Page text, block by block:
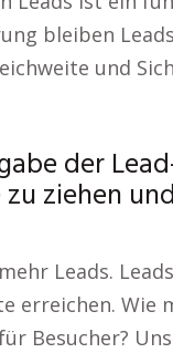
bleiben
und
der
ziehen
Leads.
erreichen. Wie
Besucher?